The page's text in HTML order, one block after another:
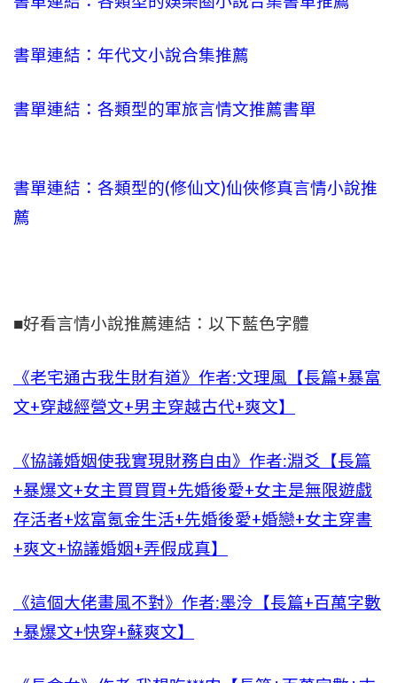
書單連結：年代文小說合集推薦
書單連結：各類型的軍旅言情文推薦書單
書單連結：各類型的(修仙文)仙俠修真言情小說推
薦
■好看言情小說推薦連結：以下藍色字體
《老宅通古我生財有道》作者:文理風【長篇+暴富
文+穿越經營文+男主穿越古代+爽文】
《協議婚姻使我實現財務自由》作者:淵爻【長篇
+暴爆文+女主買買買+先婚後愛+女主是無限遊戲
存活者+炫富氪金生活+先婚後愛+婚戀+女主穿書
+爽文+協議婚姻+弄假成真】
《這個大佬畫風不對》作者:墨泠【長篇+百萬字數
+暴爆文+快穿+蘇爽文】